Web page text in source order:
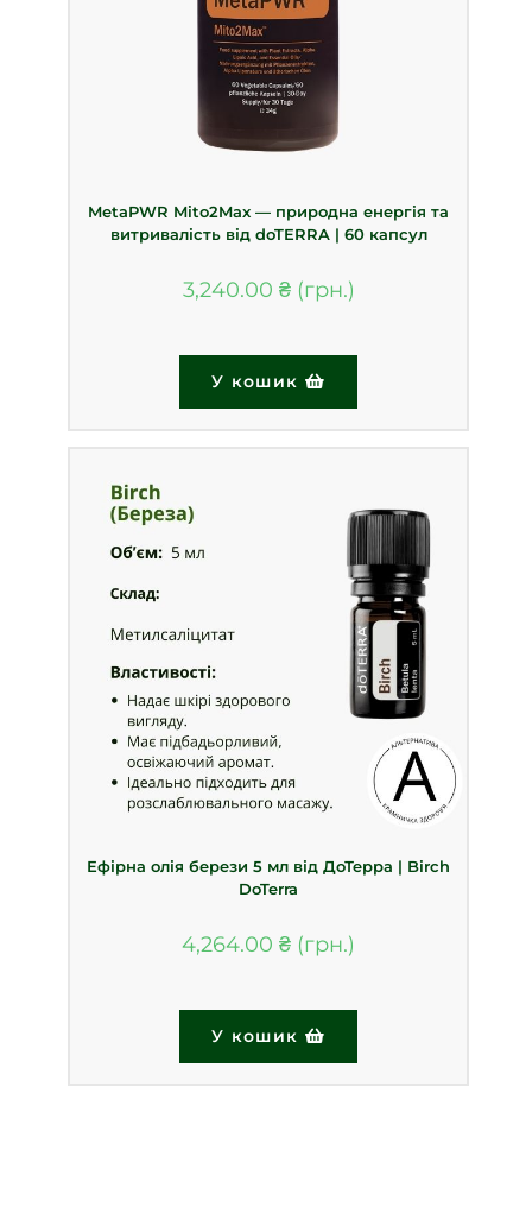
MetaPWR Mito2Max — природна енергія та
витривалість від doTERRA | 60 капсул
3,240.00 ₴
У кошик
Ефірна олія берези 5 мл від ДоТерра | Birch
DoTerra
4,264.00 ₴
У кошик